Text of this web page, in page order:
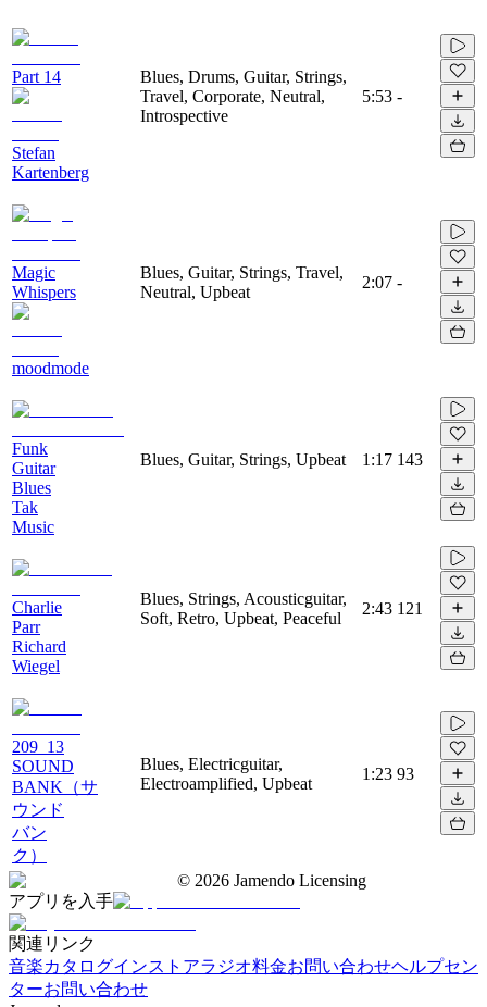
Part 14
Stefan
Kartenberg
Blues, Drums, Guitar, Strings,
Travel, Corporate, Neutral,
Introspective
5:53 -
Magic
Whispers
moodmode
Blues, Guitar, Strings, Travel,
Neutral, Upbeat
2:07 -
Funk
Guitar
Blues
Tak
Music
Blues, Guitar, Strings, Upbeat 1:17 143
Charlie
Parr
Richard
Wiegel
Blues, Strings, Acousticguitar,
Soft, Retro, Upbeat, Peaceful
2:43 121
209_13
SOUND
BANK（サ
ウンド
バン
ク）
Blues, Electricguitar,
Electroamplified, Upbeat
1:23 93
© 2026 Jamendo Licensing
アプリを入手
関連リンク
音楽カタログインストアラジオ料金お問い合わせヘルプセン
ターお問い合わせ